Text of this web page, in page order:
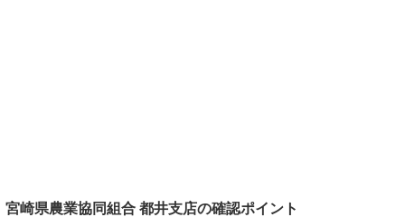
宮崎県農業協同組合 都井支店の確認ポイント